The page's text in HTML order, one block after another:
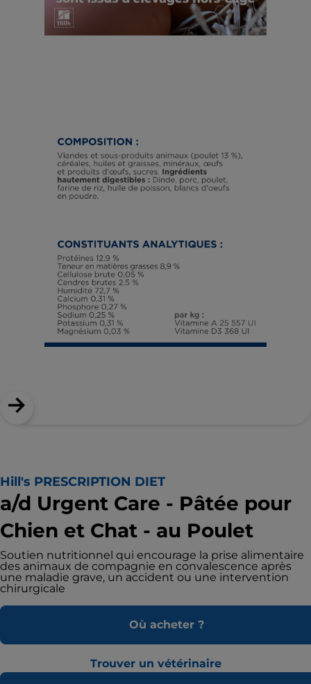
Hill's PRESCRIPTION DIET
a/d Urgent Care - Pâtée pour
Chien et Chat - au Poulet
Soutien nutritionnel qui encourage la prise alimentaire
des animaux de compagnie en convalescence après
une maladie grave, un accident ou une intervention
chirurgicale
Où acheter ?
Trouver un vétérinaire